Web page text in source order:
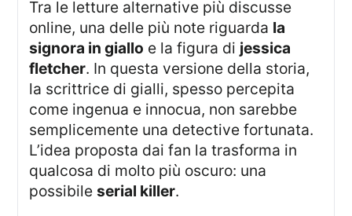
Tra le letture alternative più discusse
online, una delle più note riguarda la
signora in giallo e la figura di jessica
fletcher. In questa versione della storia,
la scrittrice di gialli, spesso percepita
come ingenua e innocua, non sarebbe
semplicemente una detective fortunata.
L’idea proposta dai fan la trasforma in
qualcosa di molto più oscuro: una
possibileserial killer.